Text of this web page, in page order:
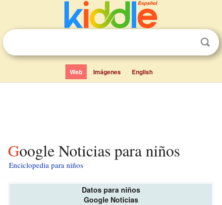
Web Imágenes English
Google Noticias para niños
Enciclopedia para niños
Datos para niños
Google Noticias